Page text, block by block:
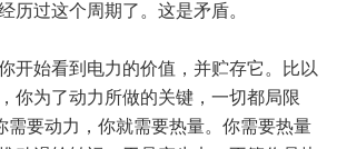
历过这个周期了。这是矛盾。
开始看到电力的价值，并贮存它。比以
你为了动力所做的关键，一切都局限
需要动力，你就需要热量。你需要热量